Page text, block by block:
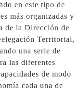
en este tipo de
más organizadas y
de la Dirección de
Territorial,
una serie de
las diferentes
de modo
cada una de